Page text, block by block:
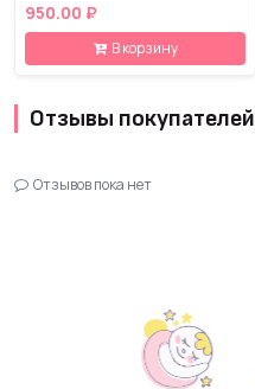
950.00 ₽
В корзину
Отзывы покупателей
Отзывов пока нет